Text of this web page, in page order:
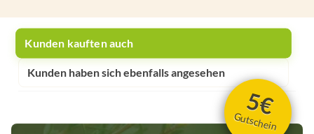
Kunden kauften auch
Kunden haben sich ebenfalls angesehen
5€
Gutschein